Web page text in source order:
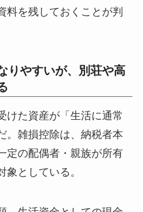
料を残しておくことが判
りやすいが、別荘や高
けた資産が「生活に通常
。雑損控除は、納税者本
定の配偶者・親族が所有
としている。